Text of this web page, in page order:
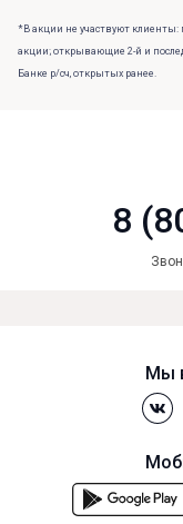
*В акции не участвуют
акции; открывающие 2-й и
Банке р/сч, открытых ранее.
8
Мы